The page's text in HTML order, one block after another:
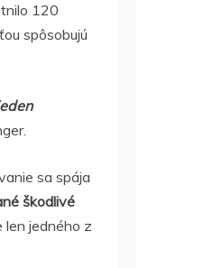
120
spôsobujú
sa spája
škodlivé
len jedného z